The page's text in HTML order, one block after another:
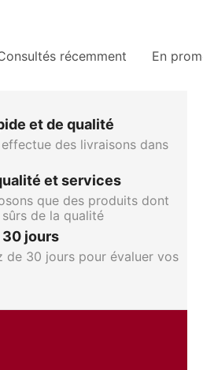
récemment En
et de qualité
des livraisons dans
et services
que des produits dont
de la qualité
30 jours
de 30 jours pour évaluer vos